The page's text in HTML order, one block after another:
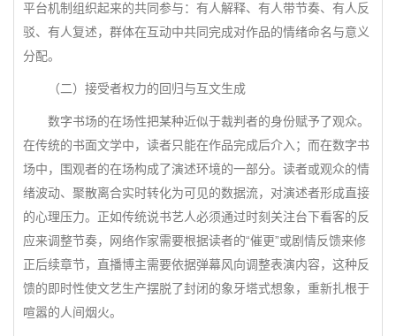
平台机制组织起来的共同参与：有人解释、有人带节奏、有人反
驳、有人复述，群体在互动中共同完成对作品的情绪命名与意义
分配。
（二）接受者权力的回归与互文生成
数字书场的在场性把某种近似于裁判者的身份赋予了观众。
在传统的书面文学中，读者只能在作品完成后介入；而在数字书
场中，围观者的在场构成了演述环境的一部分。读者或观众的情
绪波动、聚散离合实时转化为可见的数据流，对演述者形成直接
的心理压力。正如传统说书艺人必须通过时刻关注台下看客的反
应来调整节奏，网络作家需要根据读者的“催更”或剧情反馈来修
正后续章节，直播博主需要依据弹幕风向调整表演内容，这种反
馈的即时性使文艺生产摆脱了封闭的象牙塔式想象，重新扎根于
喧嚣的人间烟火。